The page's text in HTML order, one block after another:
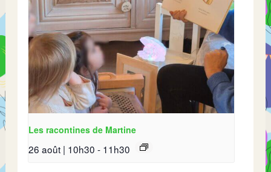
Les racontines de Martine
26 août | 10h30 - 11h30